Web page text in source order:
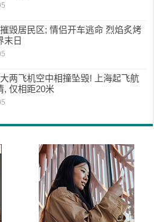
毁居民区; 情侣开车逃命 烈焰炙烤
末日
两飞机空中相撞坠毁! 上海起飞航
, 仅相距20米